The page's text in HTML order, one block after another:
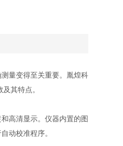
量变得至关重要。胤煌科
其特点。
高清显示。仪器内置的图
动校准程序。